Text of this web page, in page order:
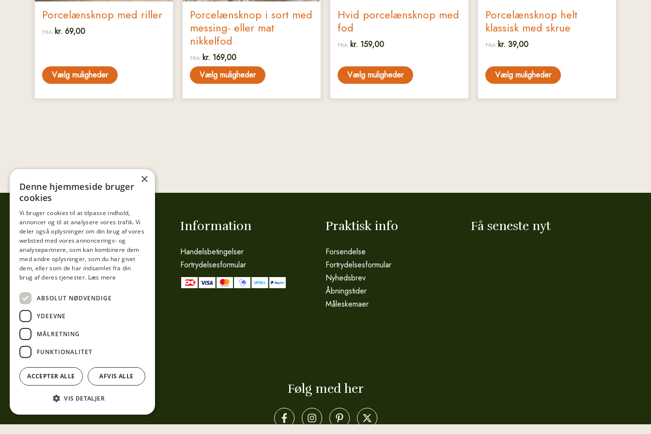
Porcelænsknop med riller
FRA: kr. 69,00
Vælg muligheder
Porcelænsknop i sort med
messing- eller mat
nikkelfod
FRA: kr. 169,00
Vælg muligheder
Hvid porcelænsknop med
fod
FRA: kr. 159,00
Vælg muligheder
Porcelænsknop helt
klassisk med skrue
FRA: kr. 39,00
Vælg muligheder
Tibberup Høkeren
Sct. Anna Gade 4A
3000 Helsingør
CVR: 15800038
Mail:info@tibberuphoekeren.dk
Information
Handelsbetingelser
Fortrydelsesformular
Praktisk info
Forsendelse
Fortrydelsesformular
Nyhedsbrev
Åbningstider
Måleskemaer
Få seneste nyt
Følg med her
×
Denne hjemmeside bruger
cookies
Vi bruger cookies til at tilpasse indhold,
annoncer og til at analysere vores trafik. Vi
deler også oplysninger om din brug af vores
websted med vores annoncerings- og
analysepartnere, som kan kombinere dem
med andre oplysninger, som du har givet
dem, eller som de har indsamlet fra din
brug af deres tjenester. Læs mere
ABSOLUT NØDVENDIGE
YDEEVNE
MÅLRETNING
FUNKTIONALITET
ACCEPTER ALLE AFVIS ALLE
VIS DETALJER